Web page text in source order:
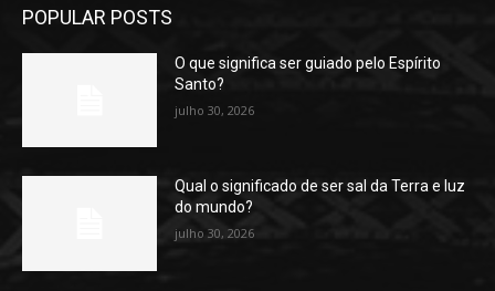
POPULAR POSTS
O que significa ser guiado pelo Espírito
Santo?
julho 30, 2026
Qual o significado de ser sal da Terra e luz
do mundo?
julho 30, 2026